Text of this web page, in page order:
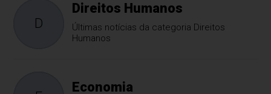
D
Direitos Humanos
Últimas notícias da categoria Direitos
Humanos
Economia